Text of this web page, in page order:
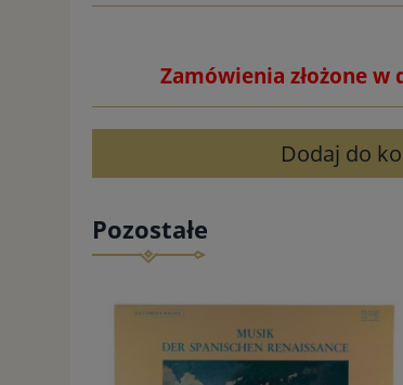
Zamówienia złożone
Dodaj do
Pozostałe